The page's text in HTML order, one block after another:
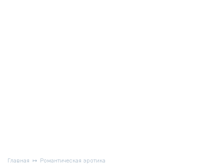
Главная Романтическая эротика